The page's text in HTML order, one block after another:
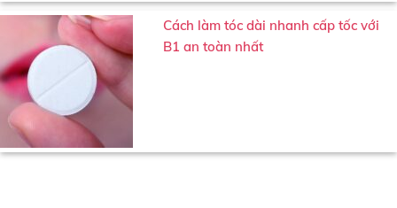
Cách làm tóc dài nhanh cấp tốc với
B1 an toàn nhất